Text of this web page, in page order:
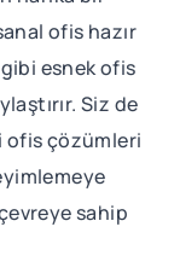
ofis hazır
esnek ofis
Siz de
ofis çözümleri
sahip